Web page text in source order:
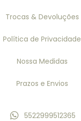
Trocas & Devoluções
Política de Privacidade
Nossa Medidas
Prazos e Envios
5522999512365